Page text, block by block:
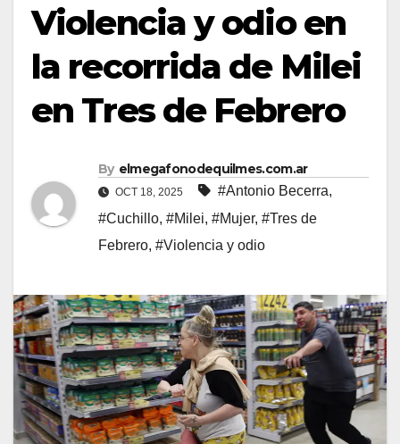
Violencia y odio en
la recorrida de Milei
en Tres de Febrero
By elmegafonodequilmes.com.ar
OCT 18, 2025 #Antonio Becerra,
#Cuchillo, #Milei, #Mujer, #Tres de
Febrero, #Violencia y odio